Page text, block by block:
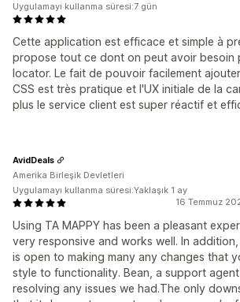
Cette application est efficace et simple à
propose tout ce dont on peut avoir besoin
locator. Le fait de pouvoir facilement
CSS est très pratique et l'UX initiale de la
plus le service client est super réactif et
Uygulamayı kullanma süresi:7 gün
16 Temmuz
Using TA MAPPY has been a pleasant
very responsive and works well. In
is open to making many any changes that
style to functionality. Bean, a support
resolving any issues we had.The only
AvidDeals
Amerika Birleşik Devletleri
Uygulamayı kullanma süresi:Yaklaşık 1 ay